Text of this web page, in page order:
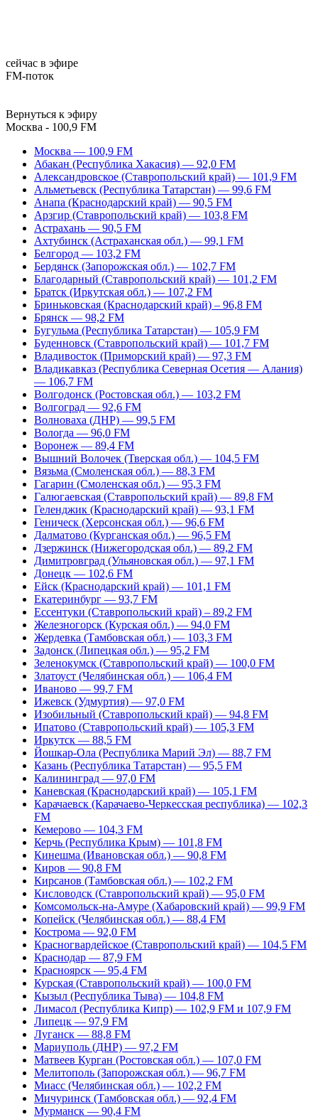
сейчас в эфире
FM-поток
Вернуться к эфиру
Москва - 100,9 FM
Москва — 100,9 FM
Абакан (Республика Хакасия) — 92,0 FM
Александровское (Ставропольский край) — 101,9 FM
Альметьевск (Республика Татарстан) — 99,6 FM
Анапа (Краснодарский край) — 90,5 FM
Арзгир (Ставропольский край) — 103,8 FM
Астрахань — 90,5 FM
Ахтубинск (Астраханская обл.) — 99,1 FM
Белгород — 103,2 FM
Бердянск (Запорожская обл.) — 102,7 FM
Благодарный (Ставропольский край) — 101,2 FM
Братск (Иркутская обл.) — 107,2 FM
Бриньковская (Краснодарский край) – 96,8 FM
Брянск — 98,2 FM
Бугульма (Республика Татарстан) — 105,9 FM
Буденновск (Ставропольский край) — 101,7 FM
Владивосток (Приморский край) — 97,3 FM
Владикавказ (Республика Северная Осетия — Алания)
— 106,7 FM
Волгодонск (Ростовская обл.) — 103,2 FM
Волгоград — 92,6 FM
Волноваха (ДНР) — 99,5 FM
Вологда — 96,0 FM
Воронеж — 89,4 FM
Вышний Волочек (Тверская обл.) — 104,5 FM
Вязьма (Смоленская обл.) — 88,3 FM
Гагарин (Смоленская обл.) — 95,3 FM
Галюгаевская (Ставропольский край) — 89,8 FM
Геленджик (Краснодарский край) — 93,1 FM
Геническ (Херсонская обл.) — 96,6 FM
Далматово (Курганская обл.) — 96,5 FM
Дзержинск (Нижегородская обл.) — 89,2 FM
Димитровград (Ульяновская обл.) — 97,1 FM
Донецк — 102,6 FM
Ейск (Краснодарский край) — 101,1 FM
Екатеринбург — 93,7 FM
Ессентуки (Ставропольский край) – 89,2 FM
Железногорск (Курская обл.) — 94,0 FM
Жердевка (Тамбовская обл.) — 103,3 FM
Задонск (Липецкая обл.) — 95,2 FM
Зеленокумск (Ставропольский край) — 100,0 FM
Златоуст (Челябинская обл.) — 106,4 FM
Иваново — 99,7 FM
Ижевск (Удмуртия) — 97,0 FM
Изобильный (Ставропольский край) — 94,8 FM
Ипатово (Ставропольский край) — 105,3 FM
Иркутск — 88,5 FM
Йошкар-Ола (Республика Марий Эл) — 88,7 FM
Казань (Республика Татарстан) — 95,5 FM
Калининград — 97,0 FM
Каневская (Краснодарский край) — 105,1 FM
Карачаевск (Карачаево-Черкесская республика) — 102,3
FM
Кемерово — 104,3 FM
Керчь (Республика Крым) — 101,8 FM
Кинешма (Ивановская обл.) — 90,8 FM
Киров — 90,8 FM
Кирсанов (Тамбовская обл.) — 102,2 FM
Кисловодск (Ставропольский край) — 95,0 FM
Комсомольск-на-Амуре (Хабаровский край) — 99,9 FM
Копейск (Челябинская обл.) — 88,4 FM
Кострома — 92,0 FM
Красногвардейское (Ставропольский край) — 104,5 FM
Краснодар — 87,9 FM
Красноярск — 95,4 FM
Курская (Ставропольский край) — 100,0 FM
Кызыл (Республика Тыва) — 104,8 FM
Лимасол (Республика Кипр) — 102,9 FM и 107,9 FM
Липецк — 97,9 FM
Луганск — 88,8 FM
Мариуполь (ДНР) — 97,2 FM
Матвеев Курган (Ростовская обл.) — 107,0 FM
Мелитополь (Запорожская обл.) — 96,7 FM
Миасс (Челябинская обл.) — 102,2 FM
Мичуринск (Тамбовская обл.) — 92,4 FM
Мурманск — 90,4 FM